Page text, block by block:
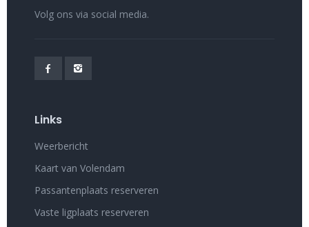
Volg ons via social media.
Links
Weerbericht
Kaart van Volendam
Passantenplaats reserveren
Vaste ligplaats reserveren